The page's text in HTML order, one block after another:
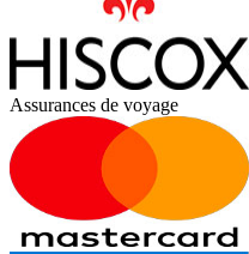
Assurances de voyage